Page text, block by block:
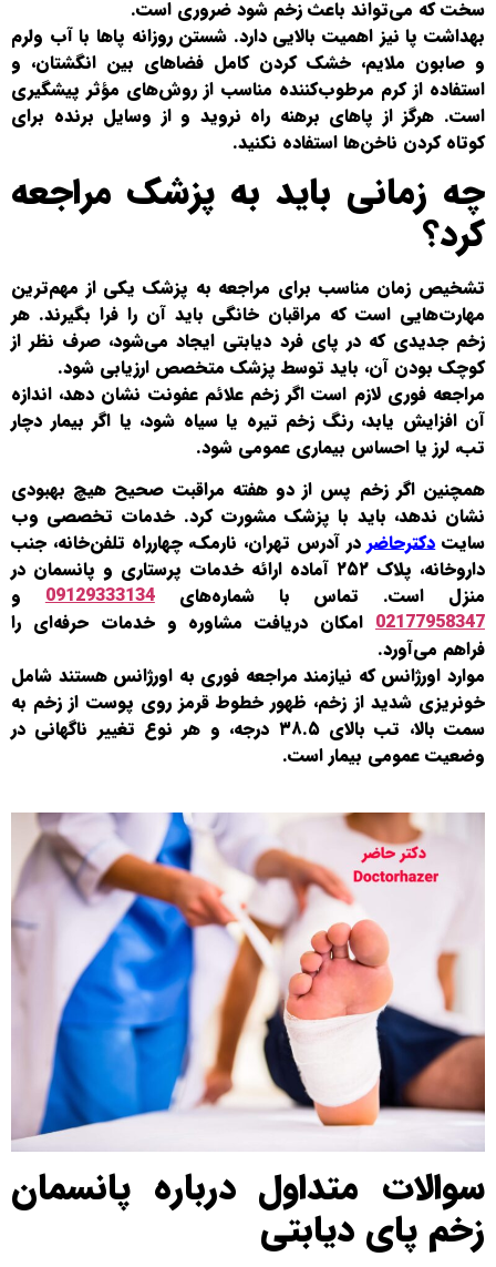
سخت که می‌تواند باعث زخم شود ضروری است.
بهداشت پا نیز اهمیت بالایی دارد. شستن روزانه پاها با آب ولرم
و صابون ملایم، خشک کردن کامل فضاهای بین انگشتان، و
استفاده از کرم مرطوب‌کننده مناسب از روش‌های مؤثر پیشگیری
است. هرگز از پاهای برهنه راه نروید و از وسایل برنده برای
کوتاه کردن ناخن‌ها استفاده نکنید.
چه زمانی باید به پزشک مراجعه
کرد؟
تشخیص زمان مناسب برای مراجعه به پزشک یکی از مهم‌ترین
مهارت‌هایی است که مراقبان خانگی باید آن را فرا بگیرند. هر
زخم جدیدی که در پای فرد دیابتی ایجاد می‌شود، صرف نظر از
کوچک بودن آن، باید توسط پزشک متخصص ارزیابی شود.
مراجعه فوری لازم است اگر زخم علائم عفونت نشان دهد، اندازه
آن افزایش یابد، رنگ زخم تیره یا سیاه شود، یا اگر بیمار دچار
تب، لرز یا احساس بیماری عمومی شود.
همچنین اگر زخم پس از دو هفته مراقبت صحیح هیچ بهبودی
نشان ندهد، باید با پزشک مشورت کرد. خدمات تخصصی وب
سایتدکترحاضردر آدرس تهران، نارمک، چهارراه تلفن‌خانه، جنب
داروخانه، پلاک ۲۵۲ آماده ارائه خدمات پرستاری و پانسمان در
منزل است. تماس با شماره‌های09129333134و
02177958347 امکان دریافت مشاوره و خدمات حرفه‌ای را
فراهم می‌آورد.
موارد اورژانس که نیازمند مراجعه فوری به اورژانس هستند شامل
خونریزی شدید از زخم، ظهور خطوط قرمز روی پوست از زخم به
سمت بالا، تب بالای ۳۸.۵ درجه، و هر نوع تغییر ناگهانی در
وضعیت عمومی بیمار است.
سوالات متداول درباره پانسمان
زخم پای دیابتی